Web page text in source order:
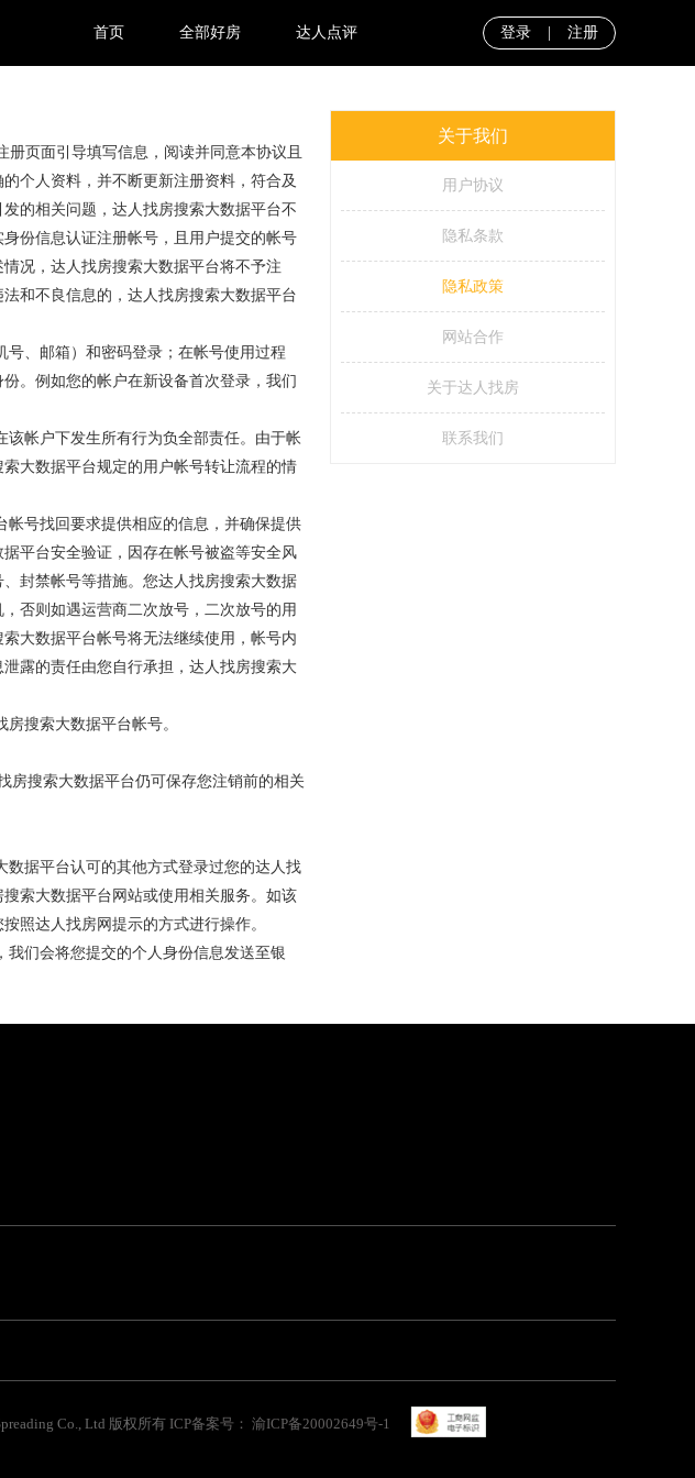
首页 全部好房 达人点评 登录 注册
页面引导填写信息，阅读并同意本协议且
个人资料，并不断更新注册资料，符合及
的相关问题，达人找房搜索大数据平台不
份信息认证注册帐号，且用户提交的帐号
况，达人找房搜索大数据平台将不予注
和不良信息的，达人找房搜索大数据平台
、邮箱）和密码登录；在帐号使用过程
。例如您的帐户在新设备首次登录，我们
帐户下发生所有行为负全部责任。由于帐
大数据平台规定的用户帐号转让流程的情
号找回要求提供相应的信息，并确保提供
平台安全验证，因存在帐号被盗等安全风
封禁帐号等措施。您达人找房搜索大数据
否则如遇运营商二次放号，二次放号的用
大数据平台帐号将无法继续使用，帐号内
露的责任由您自行承担，达人找房搜索大
搜索大数据平台帐号。
房搜索大数据平台仍可保存您注销前的相关
据平台认可的其他方式登录过您的达人找
索大数据平台网站或使用相关服务。如该
照达人找房网提示的方式进行操作。
们会将您提交的个人身份信息发送至银
关于我们
用户协议
隐私条款
隐私政策
网站合作
关于达人找房
联系我们
Co., Ltd 版权所有 ICP备案号： 渝ICP备20002649号-1